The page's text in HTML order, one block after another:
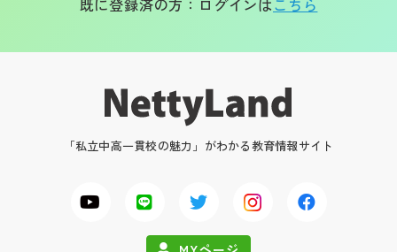
既に登録済の方：ログインはこちら
「私立中高一貫校の魅力」がわかる教育情報サイト